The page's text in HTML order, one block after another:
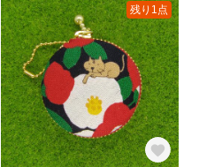
残り1点